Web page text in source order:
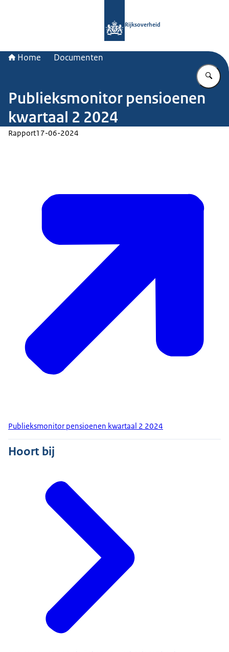
Rijksoverheid
Home Documenten
Publieksmonitor pensioenen
kwartaal 2 2024
Rapport17-06-2024
Publieksmonitor pensioenen kwartaal 2 2024
Hoort bij